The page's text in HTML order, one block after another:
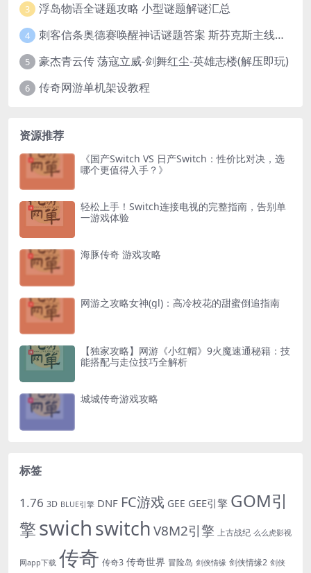
3 浮岛物语全谜题攻略 小型谜题解谜汇总
4 刺客信条奥德赛唤醒神话谜题答案 斯芬克斯主线攻略
5 豪杰青云传 荡寇立威-剑舞红尘-英雄志楼(解压即玩)
6 传奇网游单机架设教程
资源推荐
《国产Switch VS 日产Switch：性价比对决，选
哪个更值得入手？》
轻松上手！Switch连接电视的完整指南，告别单
一游戏体验
海豚传奇 游戏攻略
网游之攻略女神(gl)：高冷校花的甜蜜倒追指南
【独家攻略】网游《小红帽》9火魔速通秘籍：技
能搭配与走位技巧全解析
城城传奇游戏攻略
标签
1.76 3D BLUE引擎 DNF FC游戏 GEE GEE引擎 GOM引
擎swichswitchV8M2引擎 上古战纪 么么虎影视
网app下载 传奇 传奇3 传奇世界 冒险岛 剑侠情缘 剑侠情缘2 剑侠